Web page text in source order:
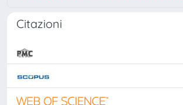
Citazioni